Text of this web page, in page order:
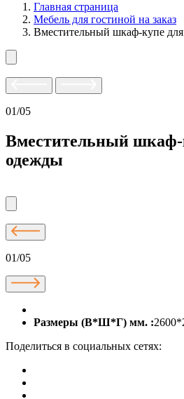
Главная страница
Мебель для гостиной на заказ
Вместительный шкаф-купе
01/05
Вместительный шкаф-
одежды
01/05
Размеры (В*Ш*Г) мм. :
Поделиться в социальных сетях: